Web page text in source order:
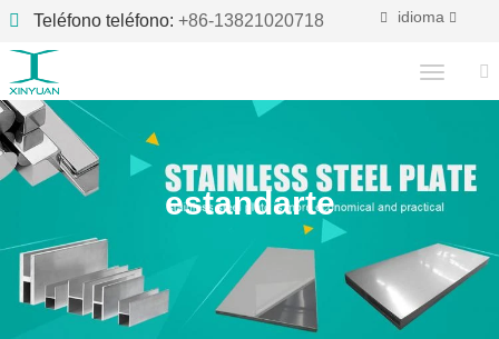
Teléfono teléfono: +86-13821020718 idioma
estandarte